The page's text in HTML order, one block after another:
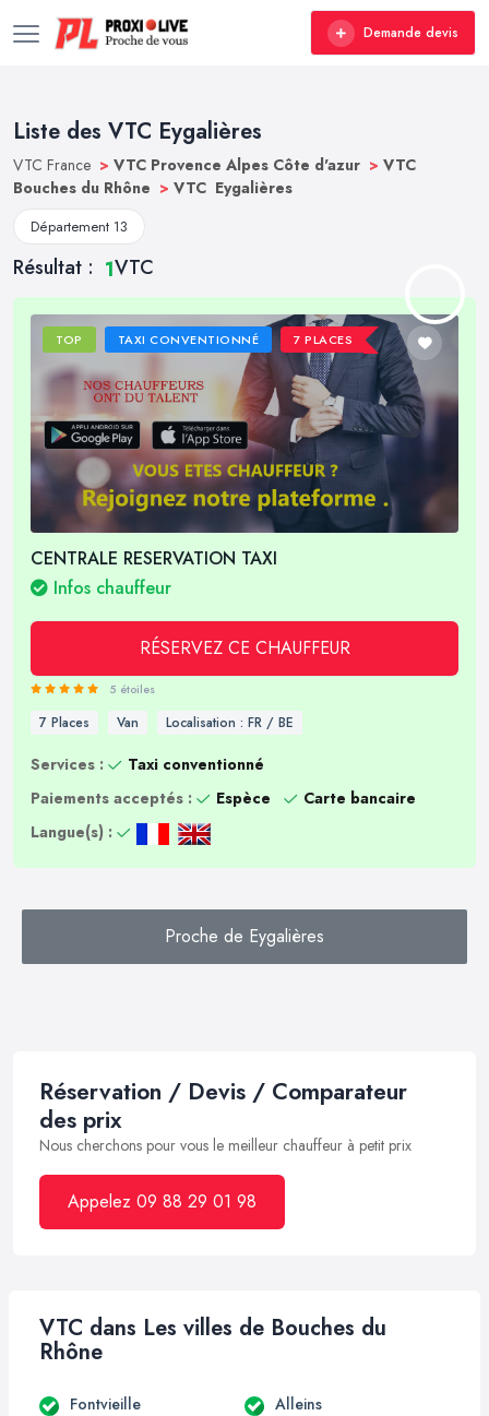
Demande devis
Liste des VTC Eygalières
VTC France > VTC Provence Alpes Côte d'azur > VTC
Bouches du Rhône > VTC Eygalières
Département 13
Résultat : 1VTC
TOP TAXI CONVENTIONNÉ 7 PLACES
CENTRALE RESERVATION TAXI
Infos chauffeur
RÉSERVEZ CE CHAUFFEUR
5 étoiles
7 Places Van Localisation : FR / BE
Services :
Taxi conventionné
Paiements acceptés :
Espèce
Carte bancaire
Langue(s) :
Proche de Eygalières
Réservation / Devis / Comparateur
des prix
Nous cherchons pour vous le meilleur chauffeur à petit prix
Appelez 09 88 29 01 98
VTC dans Les villes de Bouches du
Rhône
Fontvieille Alleins